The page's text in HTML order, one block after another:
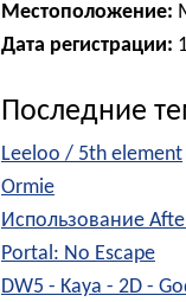
Местоположение:
Дата регистрации:
Последние
Leeloo / 5th element
Ormie
Использование
Portal: No Escape
DW5 - Kaya - 2D -